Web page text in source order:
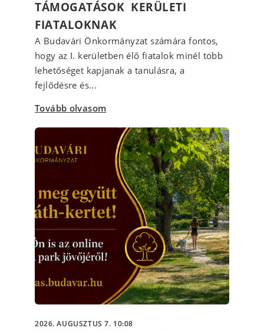
TÁMOGATÁSOK KERÜLETI
FIATALOKNAK
A Budavári Önkormányzat számára fontos,
hogy az I. kerületben élő fiatalok minél több
lehetőséget kapjanak a tanulásra, a
fejlődésre és...
Tovább olvasom
2026. AUGUSZTUS 7. 10:08